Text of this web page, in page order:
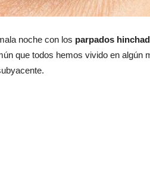
noche con los parpados
que todos hemos vivido en algún